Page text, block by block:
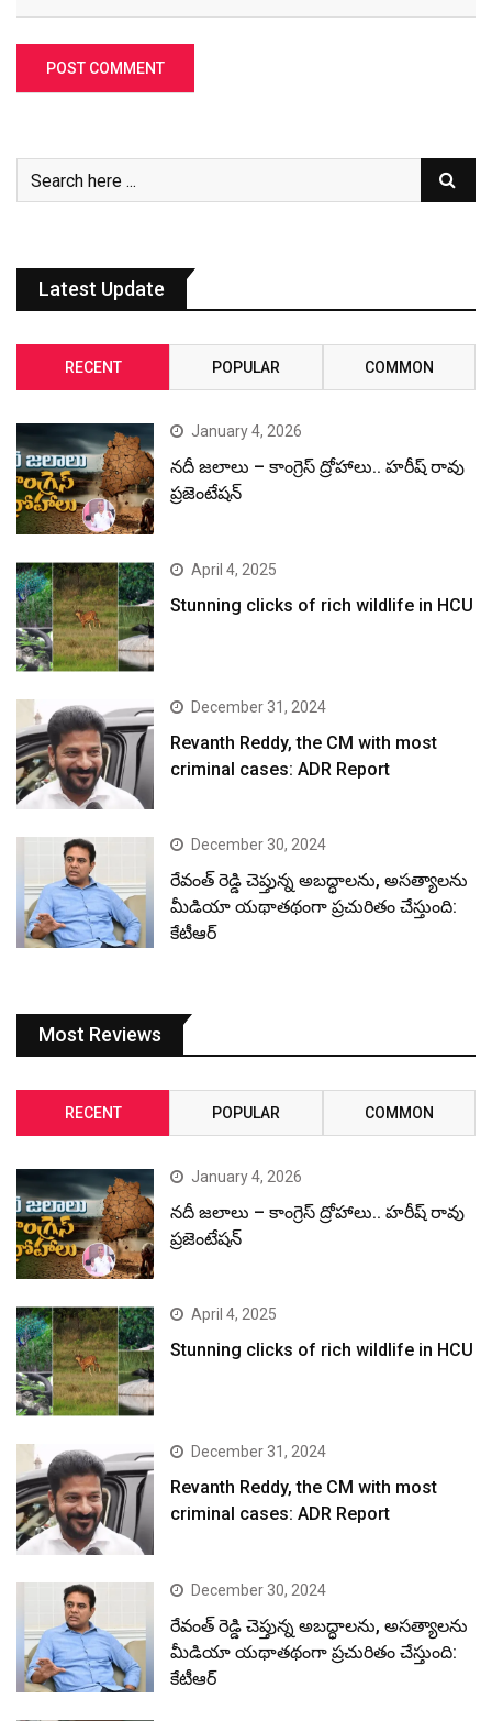
Latest Update
RECENT POPULAR COMMON
January 4, 2026
నదీ జలాలు – కాంగ్రెస్ ద్రోహాలు.. హరీష్ రావు
ప్రజెంటేషన్
April 4, 2025
Stunning clicks of rich wildlife in HCU
December 31, 2024
Revanth Reddy, the CM with most
criminal cases: ADR Report
December 30, 2024
రేవంత్ రెడ్డి చెప్తున్న అబద్ధాలను, అసత్యాలను
మీడియా యథాతథంగా ప్రచురితం చేస్తుంది:
కేటీఆర్
Most Reviews
RECENT POPULAR COMMON
January 4, 2026
నదీ జలాలు – కాంగ్రెస్ ద్రోహాలు.. హరీష్ రావు
ప్రజెంటేషన్
April 4, 2025
Stunning clicks of rich wildlife in HCU
December 31, 2024
Revanth Reddy, the CM with most
criminal cases: ADR Report
December 30, 2024
రేవంత్ రెడ్డి చెప్తున్న అబద్ధాలను, అసత్యాలను
మీడియా యథాతథంగా ప్రచురితం చేస్తుంది:
కేటీఆర్